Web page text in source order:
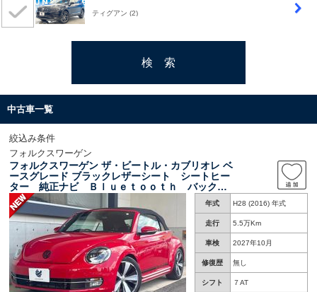
ティグアン (2)
検 索
中古車一覧
絞込み条件
フォルクスワーゲン
フォルクスワーゲン ザ・ビートル・カブリオレ ベ
ースグレード ブラックレザーシート シートヒー
ター 純正ナビ Ｂｌｕｅｔｏｏｔｈ バックカ
メラ クルーズコントロール ＨＩＤヘッドライ
ト クリアランスソナー １８インチアルミホイ
ール デュアルオートエアコン 禁煙車
年式 H28 (2016) 年式
走行 5.5万Km
車検 2027年10月
修復歴 無し
シフト ７AT